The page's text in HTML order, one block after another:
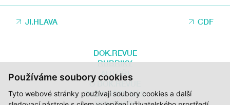
Používáme soubory cookies
Tyto webové stránky používají soubory cookies a další
JI.HLAVA CDF
DOK.REVUE
RUBRIKY
AUTOŘI
O DOK.REVUE
PODPOŘTE NÁS